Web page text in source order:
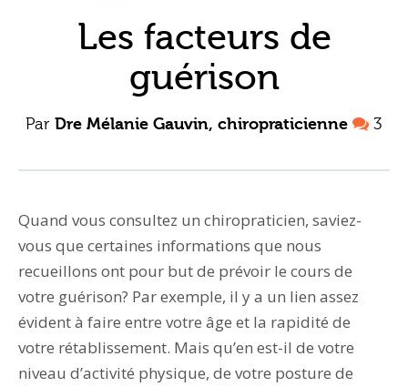
Les facteurs de
guérison
Par Dre Mélanie Gauvin, chiropraticienne 3
Quand vous consultez un chiropraticien, saviez-
vous que certaines informations que nous
recueillons ont pour but de prévoir le cours de
votre guérison? Par exemple, il y a un lien assez
évident à faire entre votre âge et la rapidité de
votre rétablissement. Mais qu’en est-il de votre
niveau d’activité physique, de votre posture de